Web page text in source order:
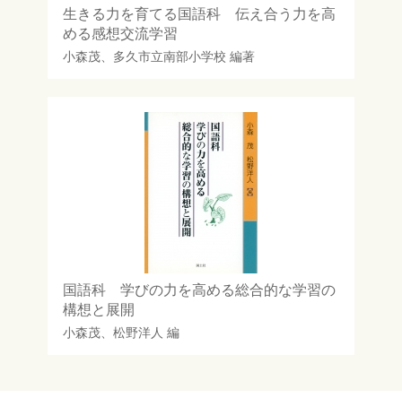
生きる力を育てる国語科 伝え合う力を高
める感想交流学習
小森茂、 多久市立南部小学校 編著
国語科 学びの力を高める総合的な学習の
構想と展開
小森茂、 松野洋人 編